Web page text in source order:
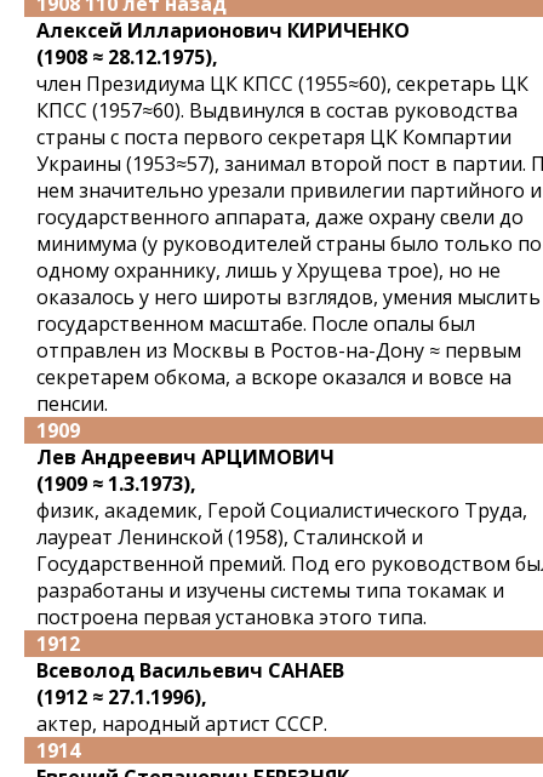
Алексей Илларионович КИРИЧЕНКО
(1908 ≈ 28.12.1975),
член Президиума ЦК КПСС (1955≈60), секретарь ЦК
КПСС (1957≈60). Выдвинулся в состав руководства
страны с поста первого секретаря ЦК Компартии
Украины (1953≈57), занимал второй пост в партии.
нем значительно урезали привилегии партийного и
государственного аппарата, даже охрану свели до
минимума (у руководителей страны было только по
одному охраннику, лишь у Хрущева трое), но не
оказалось у него широты взглядов, умения
государственном масштабе. После опалы был
отправлен из Москвы в Ростов-на-Дону ≈ первым
секретарем обкома, а вскоре оказался и вовсе на
пенсии.
1909
Лев Андреевич АРЦИМОВИЧ
(1909 ≈ 1.3.1973),
физик, академик, Герой Социалистического Труда,
лауреат Ленинской (1958), Сталинской и
Государственной премий. Под его руководством
разработаны и изучены системы типа токамак и
построена первая установка этого типа.
1912
Всеволод Васильевич САНАЕВ
(1912 ≈ 27.1.1996),
актер, народный артист СССР.
1914